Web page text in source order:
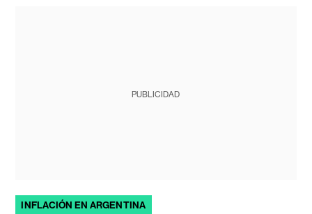
PUBLICIDAD
INFLACIÓN EN ARGENTINA